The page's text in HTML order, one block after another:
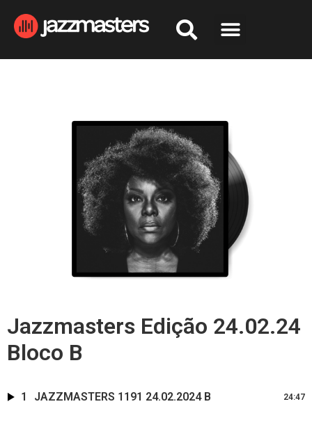
Jazzmasters Edição 24.02.24
Bloco B
1 JAZZMASTERS 1191 24.02.2024 B 24:47